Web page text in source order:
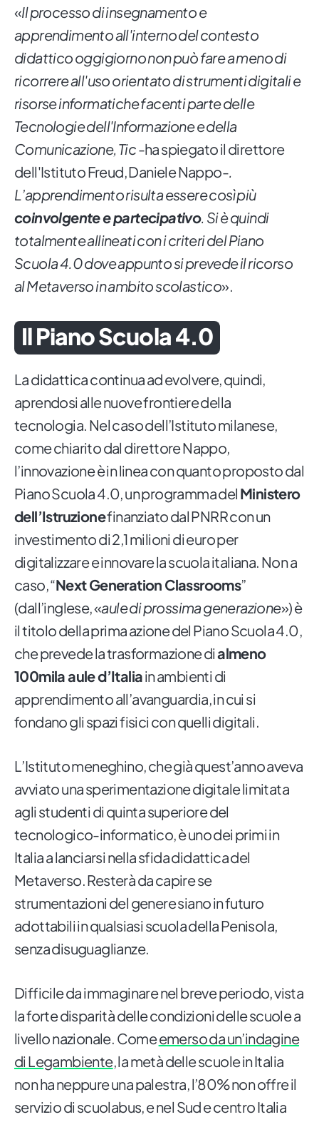
«Il processo di insegnamento e
apprendimento all'interno del contesto
didattico oggigiorno non può fare a meno di
ricorrere all'uso orientato di strumenti digitali e
risorse informatiche facenti parte delle
Tecnologie dell'Informazione e della
Comunicazione, Tic-ha spiegato il direttore
dell'Istituto Freud, Daniele Nappo-.
L’apprendimento risulta essere così più
coinvolgente e partecipativo. Si è quindi
totalmente allineati con i criteri del Piano
Scuola 4.0 dove appunto si prevede il ricorso
al Metaverso in ambito scolastico».
Il Piano Scuola 4.0
La didattica continua ad evolvere, quindi,
aprendosi alle nuove frontiere della
tecnologia. Nel caso dell’Istituto milanese,
come chiarito dal direttore Nappo,
l’innovazione è in linea con quanto proposto dal
Piano Scuola 4.0, un programma del Ministero
dell’Istruzionefinanziato dal PNRR con un
investimento di 2,1 milioni di euro per
digitalizzare e innovare la scuola italiana. Non a
caso, “Next Generation Classrooms”
(dall’inglese, «aule di prossima generazione») è
il titolo della prima azione del Piano Scuola 4.0,
che prevede la trasformazione dialmeno
100mila aule d’Italiain ambienti di
apprendimento all’avanguardia, in cui si
fondano gli spazi fisici con quelli digitali.
L’Istituto meneghino, che già quest’anno aveva
avviato una sperimentazione digitale limitata
agli studenti di quinta superiore del
tecnologico-informatico, è uno dei primi in
Italia a lanciarsi nella sfida didattica del
Metaverso. Resterà da capire se
strumentazioni del genere siano in futuro
adottabili in qualsiasi scuola della Penisola,
senza disuguaglianze.
Difficile da immaginare nel breve periodo, vista
la forte disparità delle condizioni delle scuole a
livello nazionale. Comeemerso da un’indagine
di Legambiente, la metà delle scuole in Italia
non ha neppure una palestra, l’80% non offre il
servizio di scuolabus, e nel Sud e centro Italia